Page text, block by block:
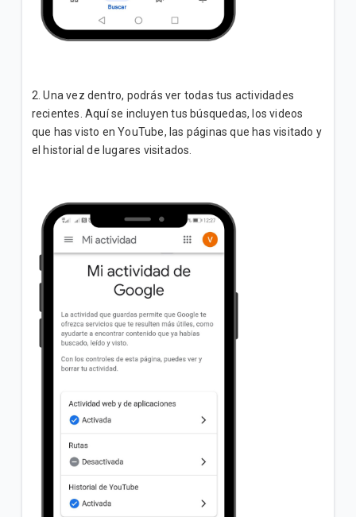
2. Una vez dentro, podrás ver todas tus actividades
recientes. Aquí se incluyen tus búsquedas, los videos
que has visto en YouTube, las páginas que has visitado y
el historial de lugares visitados.